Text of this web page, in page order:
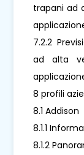
trapani ad
7.2.2
ad alta
8 profili
8.1 Addison
8.1.1
8.1.2